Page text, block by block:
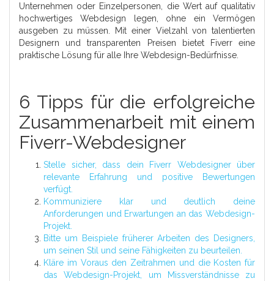
Unternehmen oder Einzelpersonen, die Wert auf qualitativ
hochwertiges Webdesign legen, ohne ein Vermögen
ausgeben zu müssen. Mit einer Vielzahl von talentierten
Designern und transparenten Preisen bietet Fiverr eine
praktische Lösung für alle Ihre Webdesign-Bedürfnisse.
6 Tipps für die erfolgreiche
Zusammenarbeit mit einem
Fiverr-Webdesigner
Stelle sicher, dass dein Fiverr Webdesigner über
relevante Erfahrung und positive Bewertungen
verfügt.
Kommuniziere klar und deutlich deine
Anforderungen und Erwartungen an das Webdesign-
Projekt.
Bitte um Beispiele früherer Arbeiten des Designers,
um seinen Stil und seine Fähigkeiten zu beurteilen.
Kläre im Voraus den Zeitrahmen und die Kosten für
das Webdesign-Projekt, um Missverständnisse zu